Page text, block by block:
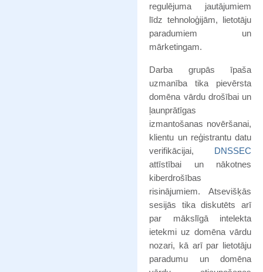
regulējuma jautājumiem
līdz tehnoloģijām, lietotāju
paradumiem un
mārketingam.
Darba grupās īpaša
uzmanība tika pievērsta
domēna vārdu drošībai un
ļaunprātīgas
izmantošanas novēršanai,
klientu un reģistrantu datu
verifikācijai, DNSSEC
attīstībai un nākotnes
kiberdrošības
risinājumiem. Atsevišķās
sesijās tika diskutēts arī
par mākslīgā intelekta
ietekmi uz domēna vārdu
nozari, kā arī par lietotāju
paradumu un domēna